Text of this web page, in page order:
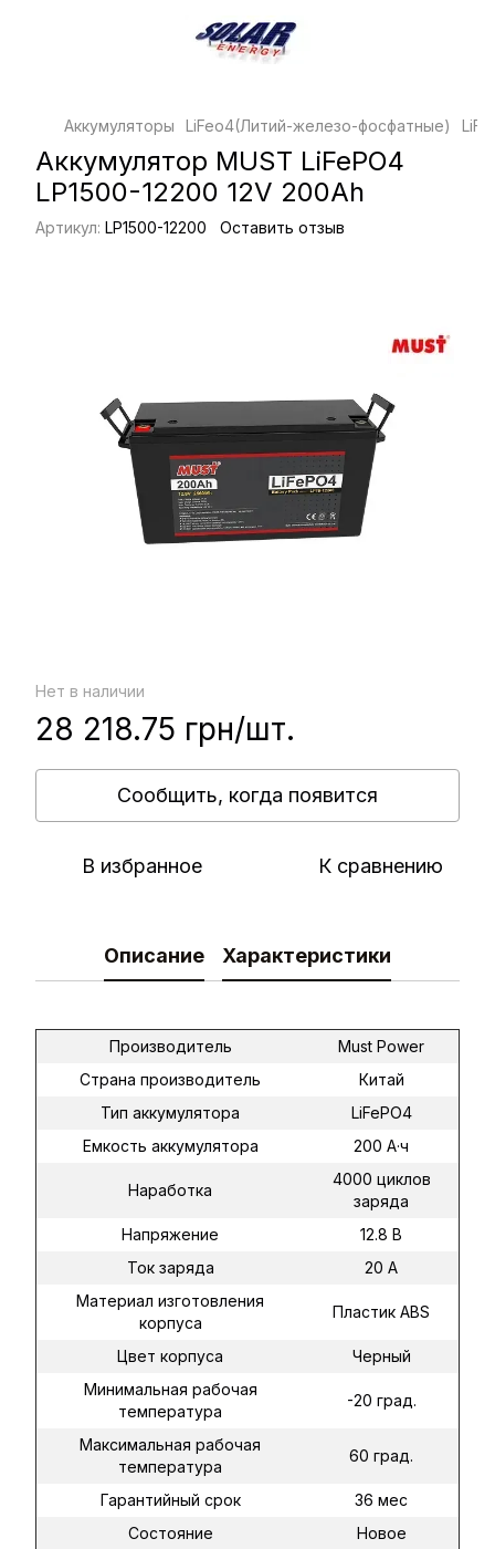
Аккумуляторы LiFeo4(Литий-железо-фосфатные)
Аккумулятор MUST LiFePO4
LP1500-12200 12V 200Ah
Артикул: LP1500-12200 Оставить отзыв
Нет в наличии
28 218.75 грн/шт.
Сообщить, когда появится
В избранное К сравнению
Описание Характеристики
Производитель
Must Power
Страна производитель
Китай
Тип аккумулятора
LiFePO4
Емкость аккумулятора
200 А·ч
Наработка
4000 циклов
заряда
Напряжение
12.8 В
Ток заряда
20 А
Материал изготовления
корпуса
Пластик ABS
Цвет корпуса
Черный
Минимальная рабочая
температура
-20 град.
Максимальная рабочая
температура
60 град.
Гарантийный срок
36 мес
Состояние
Новое